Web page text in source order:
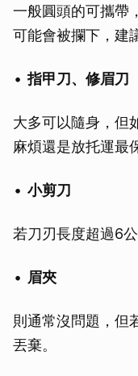
一般圓頭的可攜帶
可能會被攔下，建
指甲刀、修眉刀
大多可以隨身，但
麻煩還是放托運最
小剪刀
若刀刃長度超過6
眉夾
則通常沒問題，但
丟棄。